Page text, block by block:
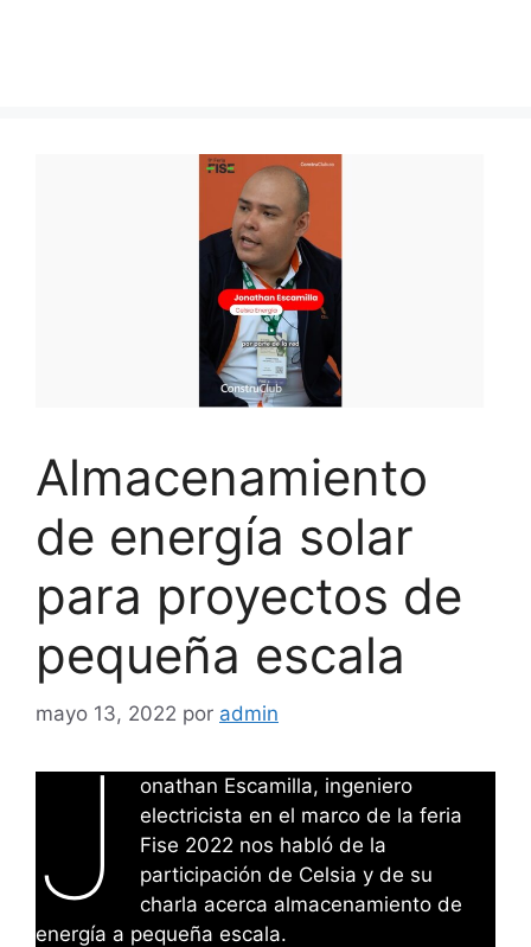
Almacenamiento
de energía solar
para proyectos de
pequeña escala
mayo 13, 2022 por admin
J
onathan Escamilla, ingeniero
electricista en el marco de la feria
Fise 2022 nos habló de la
participación de Celsia y de su
charla acerca almacenamiento de
energía a pequeña escala.